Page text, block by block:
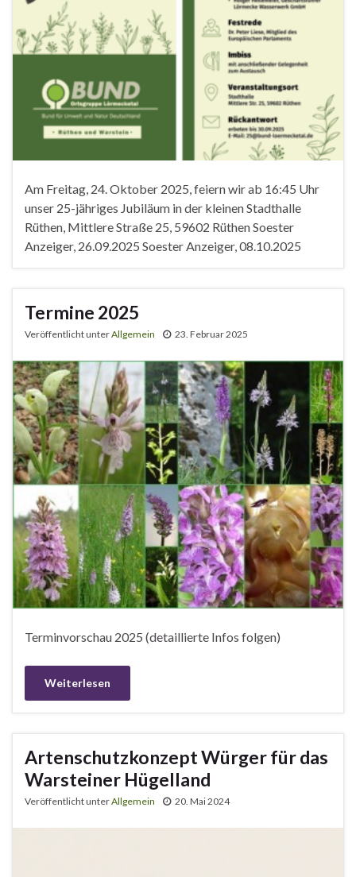
Am Freitag, 24. Oktober 2025, feiern wir ab 16:45 Uhr
unser 25-jähriges Jubiläum in der kleinen Stadthalle
Rüthen, Mittlere Straße 25, 59602 Rüthen Soester
Anzeiger, 26.09.2025 Soester Anzeiger, 08.10.2025
Termine 2025
Veröffentlicht unterAllgemein 23. Februar 2025
Terminvorschau 2025 (detaillierte Infos folgen)
Weiterlesen
Artenschutzkonzept Würger für das
Warsteiner Hügelland
Veröffentlicht unterAllgemein 20. Mai 2024